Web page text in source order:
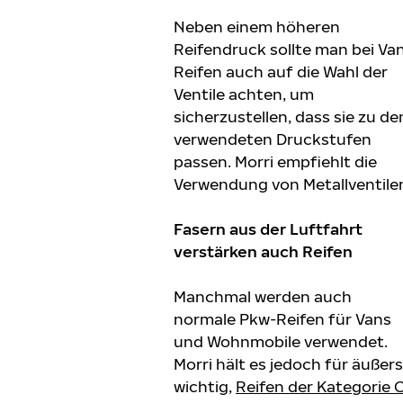
Neben einem höheren
Reifendruck sollte man bei
Reifen auch auf die Wahl der
Ventile achten, um
sicherzustellen, dass sie zu
verwendeten Druckstufen
passen. Morri empfiehlt die
Verwendung von
Fasern aus der Luftfahrt
verstärken auch Reifen
Manchmal werden auch
normale Pkw-Reifen für Vans
und Wohnmobile verwendet.
Morri hält es jedoch für
wichtig, Reifen der Kategorie